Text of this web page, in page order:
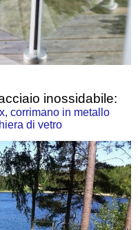
inossidabile:
corrimano in metallo
di vetro